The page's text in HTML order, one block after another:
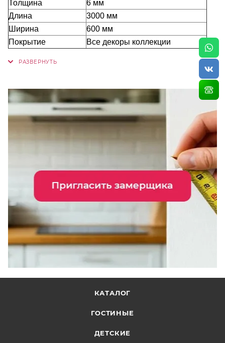
Толщина
6 мм
Длина
3000 мм
Ширина
600 мм
Покрытие
Все декоры коллекции
КАТАЛОГ
ГОСТИНЫЕ
ДЕТСКИЕ